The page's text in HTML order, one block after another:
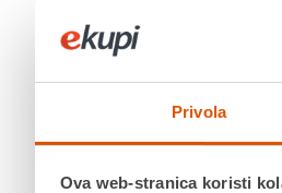
Privola
Ova web-stranica koristi
dana